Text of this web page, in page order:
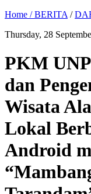
Home /BERITA /
Thursday, 28
PKM
dan
Wisata
Lokal
Android